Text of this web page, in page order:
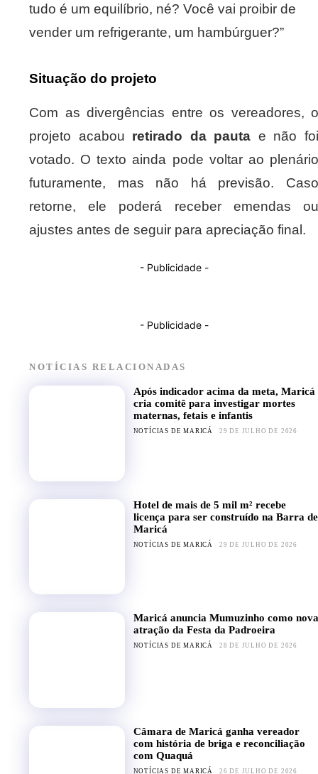
tudo é um equilíbrio, né? Você vai proibir de
vender um refrigerante, um hambúrguer?”
Situação do projeto
Com as divergências entre os vereadores, o
projeto acabou retirado da pauta e não
votado. O texto ainda pode voltar ao plenário
futuramente, mas não há previsão. Caso
retorne, ele poderá receber emendas ou
ajustes antes de seguir para apreciação final.
- Publicidade -
- Publicidade -
NOTÍCIAS RELACIONADAS
Após indicador acima da meta, Maricá
cria comitê para investigar mortes
maternas, fetais e infantis
NOTÍCIAS DE MARICÁ 29 DE JULHO DE 2026
Hotel de mais de 5 mil m² recebe
licença para ser construído na Barra de
Maricá
NOTÍCIAS DE MARICÁ 29 DE JULHO DE 2026
Maricá anuncia Mumuzinho como nova
atração da Festa da Padroeira
NOTÍCIAS DE MARICÁ 28 DE JULHO DE 2026
Câmara de Maricá ganha vereador
com história de briga e reconciliação
com Quaquá
NOTÍCIAS DE MARICÁ 26 DE JULHO DE 2026